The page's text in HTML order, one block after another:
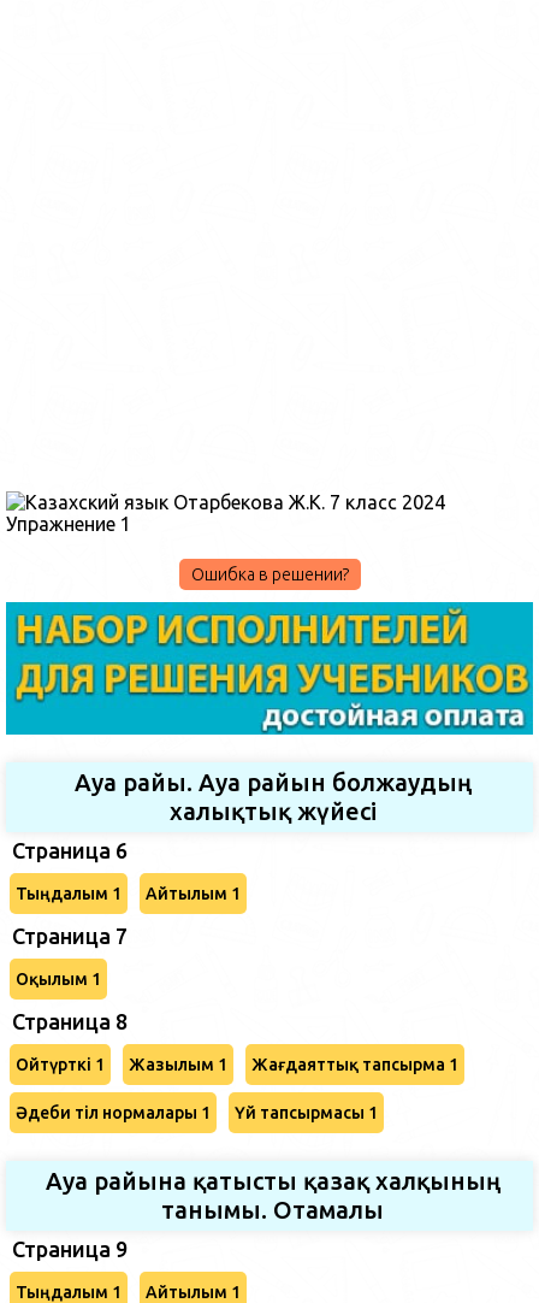
Ошибка в решении?
Ауа райы. Ауа райын болжаудың
халықтық жүйесі
Страница 6
Тыңдалым 1 Айтылым 1
Страница 7
Оқылым 1
Страница 8
Ойтүрткі 1 Жазылым 1 Жағдаяттық тапсырма 1
Әдеби тіл нормалары 1 Үй тапсырмасы 1
Ауа райына қатысты қазақ халқының
танымы. Отамалы
Страница 9
Тыңдалым 1 Айтылым 1